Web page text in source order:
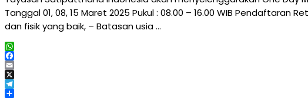
Tanggal 01, 08, 15 Maret 2025 Pukul : 08.00 – 16.00 WIB
dan fisik yang baik, – Batasan usia …
WhatsApp
Facebook
Email
X
Telegram